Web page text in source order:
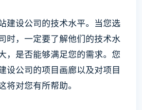
建设公司的技术水平。当您选
时，一定要了解他们的技术水
，是否能够满足您的需求。您
设公司的项目画廊以及对项目
将对您有所帮助。